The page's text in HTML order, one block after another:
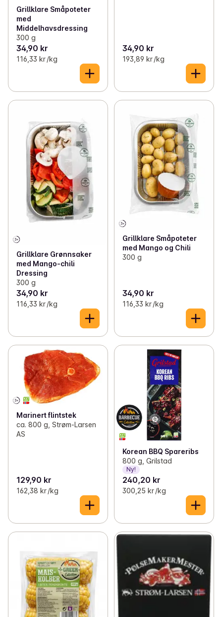
Grillklare Småpoteter
med
Middelhavsdressing
300 g
34,90 kr
116,33 kr /kg
34,90 kr
193,89 kr /kg
Grillklare Grønnsaker
med Mango-chili
Dressing
300 g
34,90 kr
116,33 kr /kg
Grillklare Småpoteter
med Mango og Chili
300 g
34,90 kr
116,33 kr /kg
Marinert flintstek
ca. 800 g, Strøm-Larsen
AS
129,90 kr
162,38 kr /kg
Korean BBQ Spareribs
800 g, Grilstad
Ny!
240,20 kr
300,25 kr /kg